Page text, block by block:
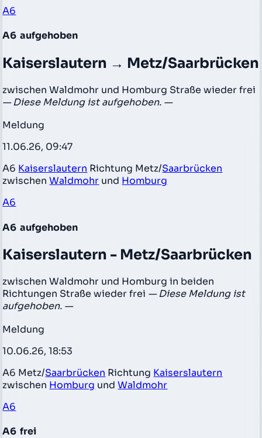
A6
A6 aufgehoben
Kaiserslautern → Metz/Saarbrücken
zwischen Waldmohr und Homburg Straße wieder frei
— Diese Meldung ist aufgehoben. —
Meldung
11.06.26, 09:47
A6 Kaiserslautern Richtung Metz/Saarbrücken
zwischenWaldmohr und Homburg
A6
A6 aufgehoben
Kaiserslautern - Metz/Saarbrücken
zwischen Waldmohr und Homburg in beiden
Richtungen Straße wieder frei — Diese Meldung ist
aufgehoben. —
Meldung
10.06.26, 18:53
A6 Metz/Saarbrücken Richtung Kaiserslautern
zwischen Homburg undWaldmohr
A6
A6 frei